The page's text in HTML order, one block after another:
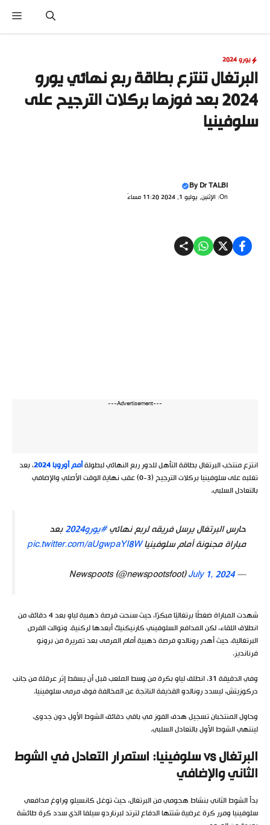
المحتوى
يورو 2024
البرتغال تنتزع بطاقة ربع نهائي يورو
2024 بعد فوزها بركلات الترجيح على
سلوفينيا
ByDr TALBI
On: الإثنين, يوليو 1, 2024 11:20 مساءً
---Advertisement---
انتزع منتخب البرتغال بطاقة التأهل للدور ربع النهائي لبطولةأمم أوروبا 2024
، بعد
تغلبه على سلوفينيا بركلات الترجيح (3-0) عقب نهاية الوقت الأصلي والإضافي
بالتعادل السلبي.
حارس البرتغال يرسل فريقه لربع نهائي#يورو2024
بعد
مباراة مجنونة أمام سلوفينياpic.twitter.com/aUgwpaYI8W
— Newspoots (@newspootsfoot)
July 1, 2024
شهدت المباراة ضغطًا برتغاليًا مبكرًا، حيث سنحت فرصة ذهبية لياو بعد 4 دقائق من
انطلاق اللقاء، لكن المدافع السلوفيني كارنيكنيك أبعدها لركنية. وتوالت الفرص
البرتغالية، حيث أهدر رونالدو فرصة ذهبية أمام المرمى بعد تمريرة من برونو
فرنانديز.
وفي الدقيقة 31، انطلق لياو بكرة من وسط الملعب قبل أن يسقط إثر عرقلة من جانب
دركوزيتش، ليسدد رونالدو القذيفة الناتجة عن المخالفة فوق مرمى سلوفينيا.
وحاول المنتخبان تسجيل هدف الفوز في باقي دقائق الشوط الأول دون جدوى،
لينتهي الشوط الأول بالتعادل السلبي.
البرتغال vs سلوفينيا: استمرار التعادل في الشوط
الثاني والإضافي
بدأ الشوط الثاني بنشاط هجومي من البرتغال، حيث توغل كانسيلو وراوغ مدافعي
سلوفينيا ومرر كرة عرضية شتتها الدفاع لترتد لبرناردو سيلفا الذي سدد كرة طائشة